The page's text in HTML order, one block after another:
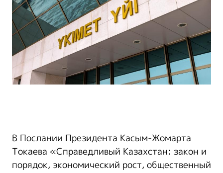
В Послании Президента Касым-Жомарта
Токаева «Справедливый Казахстан: закон и
порядок, экономический рост, общественный